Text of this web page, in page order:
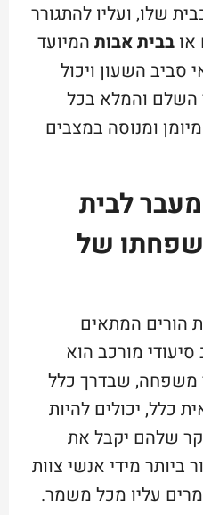
שלו, ועליו להתגורר
אובבית אבות המיועד
סביב השעון ויכול
השלם והמלא בכל
ומנוסה במצבים
לבית
של
הורים המתאים
מורכב הוא
משפחה, שבדרך כלל
כלל, יכולים להיות
שלהם יקבל את
ביותר מידי אנשי צוות
עליו מכל משמר.